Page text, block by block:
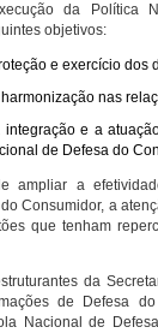
da Política
objetivos:
e exercício dos
nas
integração e a
de Defesa do
ampliar a
Consumidor, a
que tenham
da
de Defesa
Nacional de